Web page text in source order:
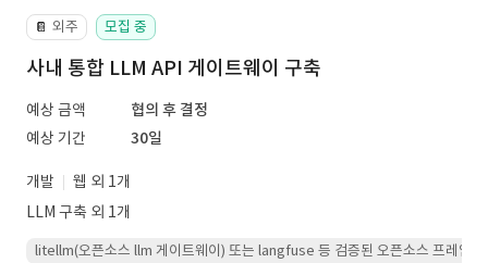
📔 외주 모집 중
사내 통합 LLM API 게이트웨이 구축
예상 금액
협의 후 결정
예상 기간
30일
개발
웹 외 1개
LLM 구축 외 1개
litellm(오픈소스 llm 게이트웨이) 또는 langfuse 등 검증된 오픈소스 프레임워